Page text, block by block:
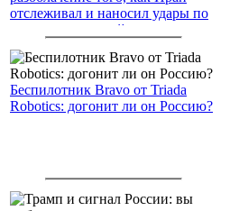
отслеживал и наносил удары по
американским войскам
Беспилотник Bravo от Triada
Robotics: догонит ли он Россию?